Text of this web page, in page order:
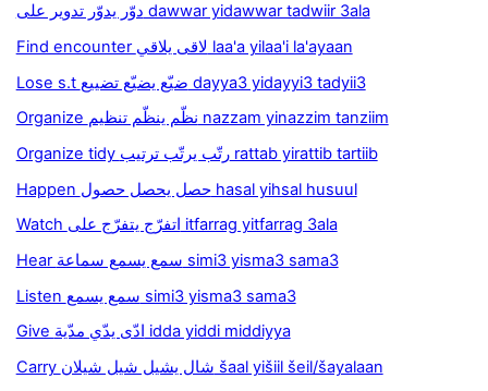
دوّر يدوّر تدوير على dawwar yidawwar tadwiir 3ala
Find encounter لاقى يلاقي laa'a yilaa'i la'ayaan
Lose s.t ضيّع يضيّع تضييع dayya3 yidayyi3 tadyii3
Organize نظّم ينظّم تنظيم nazzam yinazzim tanziim
Organize tidy رتّب يرتّب ترتيب rattab yirattib tartiib
Happen حصل يحصل حصول hasal yihsal husuul
Watch اتفرّج يتفرّج على itfarrag yitfarrag 3ala
Hear سمع يسمع سماعة simi3 yisma3 sama3
Listen سمع يسمع simi3 yisma3 sama3
Give ادّى يدّي مدّية idda yiddi middiyya
Carry شال يشيل شيل شيلان šaal yišiil šeil/šayalaan